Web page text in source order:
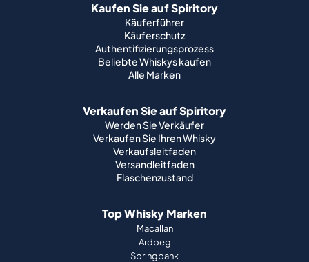
Kaufen Sie auf Spiritory
Käuferführer
Käuferschutz
Authentifizierungsprozess
Beliebte Whiskys kaufen
Alle Marken
Verkaufen Sie auf Spiritory
Werden Sie Verkäufer
Verkaufen Sie Ihren Whisky
Verkaufsleitfaden
Versandleitfaden
Flaschenzustand
Top Whisky Marken
Macallan
Ardbeg
Springbank